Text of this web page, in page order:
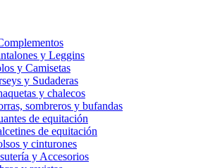
y Leggins
y Camisetas
y Sudaderas
y chalecos
sombreros y bufandas
de equitación
de equitación
y cinturones
y Accesorios